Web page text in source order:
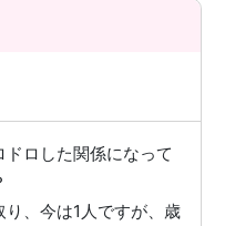
ロした関係になって
、今は1人ですが、歳